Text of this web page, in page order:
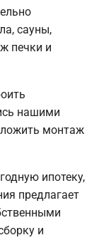
сауны,
печки и
нашими
монтаж
ипотеку,
предлагает
и